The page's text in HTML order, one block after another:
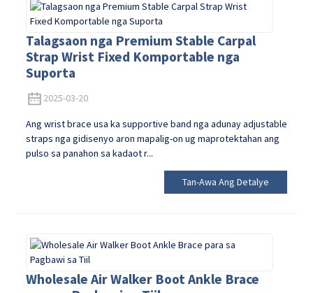
Talagsaon nga Premium Stable Carpal
Strap Wrist Fixed Komportable nga
Suporta
2025-03-20
Ang wrist brace usa ka supportive band nga adunay adjustable
straps nga gidisenyo aron mapalig-on ug maprotektahan ang
pulso sa panahon sa kadaot r...
Tan-Awa Ang Detalye
Wholesale Air Walker Boot Ankle Brace